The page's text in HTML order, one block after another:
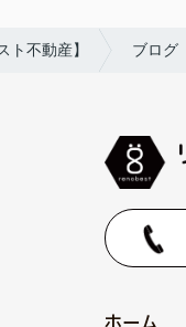
不動産】 ブログ
ホーム